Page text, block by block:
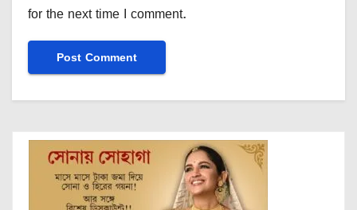
for the next time I comment.